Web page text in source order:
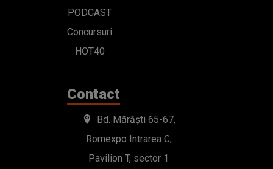
PODCAST
Concursuri
HOT40
Contact
Bd. Mărăști 65-67,
Romexpo Intrarea C,
Pavilion T, sector 1